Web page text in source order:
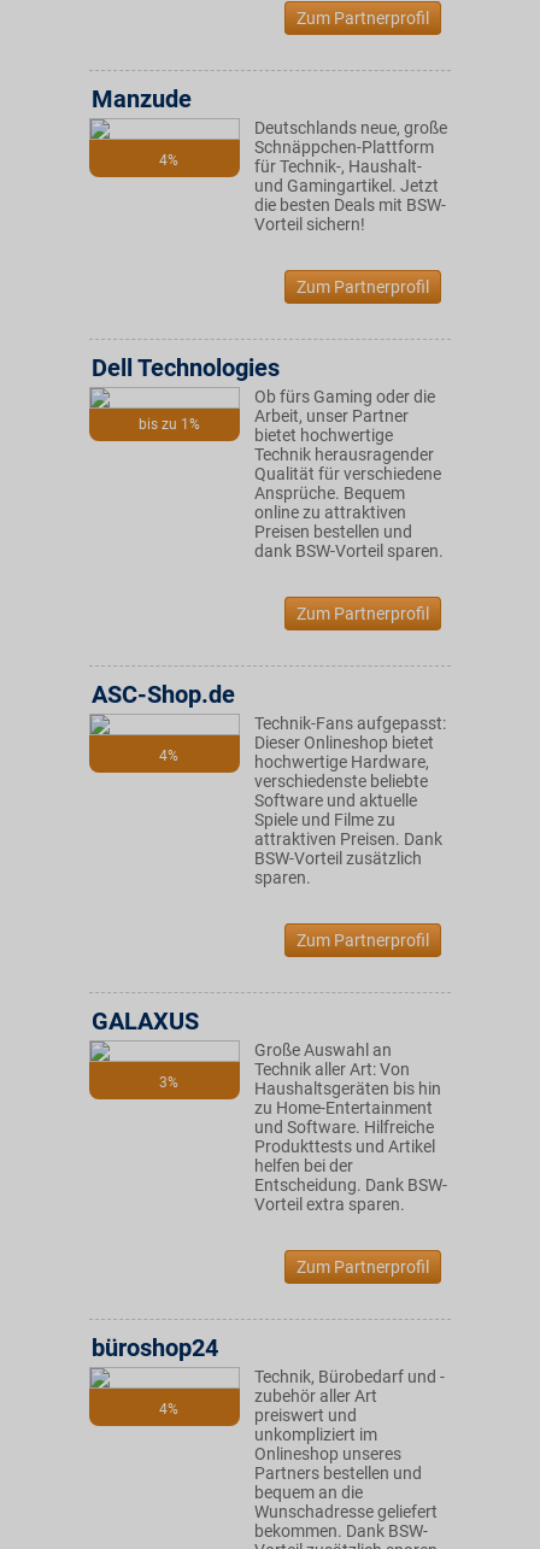
Zum Partnerprofil
4%
Manzude
Deutschlands neue, große
Schnäppchen-Plattform
für Technik-, Haushalt-
und Gamingartikel. Jetzt
die besten Deals mit BSW-
Vorteil sichern!
Zum Partnerprofil
bis zu 1%
Dell Technologies
Ob fürs Gaming oder die
Arbeit, unser Partner
bietet hochwertige
Technik herausragender
Qualität für verschiedene
Ansprüche. Bequem
online zu attraktiven
Preisen bestellen und
dank BSW-Vorteil sparen.
Zum Partnerprofil
4%
ASC-Shop.de
Technik-Fans aufgepasst:
Dieser Onlineshop bietet
hochwertige Hardware,
verschiedenste beliebte
Software und aktuelle
Spiele und Filme zu
attraktiven Preisen. Dank
BSW-Vorteil zusätzlich
sparen.
Zum Partnerprofil
3%
GALAXUS
Große Auswahl an
Technik aller Art: Von
Haushaltsgeräten bis hin
zu Home-Entertainment
und Software. Hilfreiche
Produkttests und Artikel
helfen bei der
Entscheidung. Dank BSW-
Vorteil extra sparen.
Zum Partnerprofil
4%
büroshop24
Technik, Bürobedarf und -
zubehör aller Art
preiswert und
unkompliziert im
Onlineshop unseres
Partners bestellen und
bequem an die
Wunschadresse geliefert
bekommen. Dank BSW-